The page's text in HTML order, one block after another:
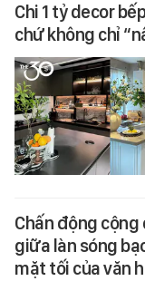
Chi 1 tỷ decor
chứ không chỉ
Chấn động
giữa làn sóng
mặt tối của văn